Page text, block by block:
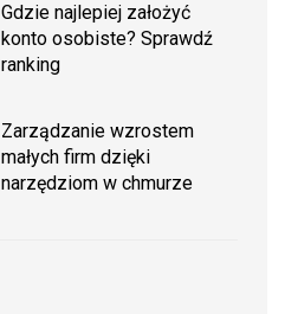
Gdzie najlepiej założyć
konto osobiste? Sprawdź
ranking
Zarządzanie wzrostem
małych firm dzięki
narzędziom w chmurze